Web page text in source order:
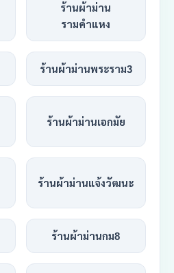
ร้านผ้าม่าน
รามคำแหง
ร้านผ้าม่านพระราม3
ร้านผ้าม่านเอกมัย
ร้านผ้าม่านแจ้งวัฒนะ
ร้านผ้าม่านกม8